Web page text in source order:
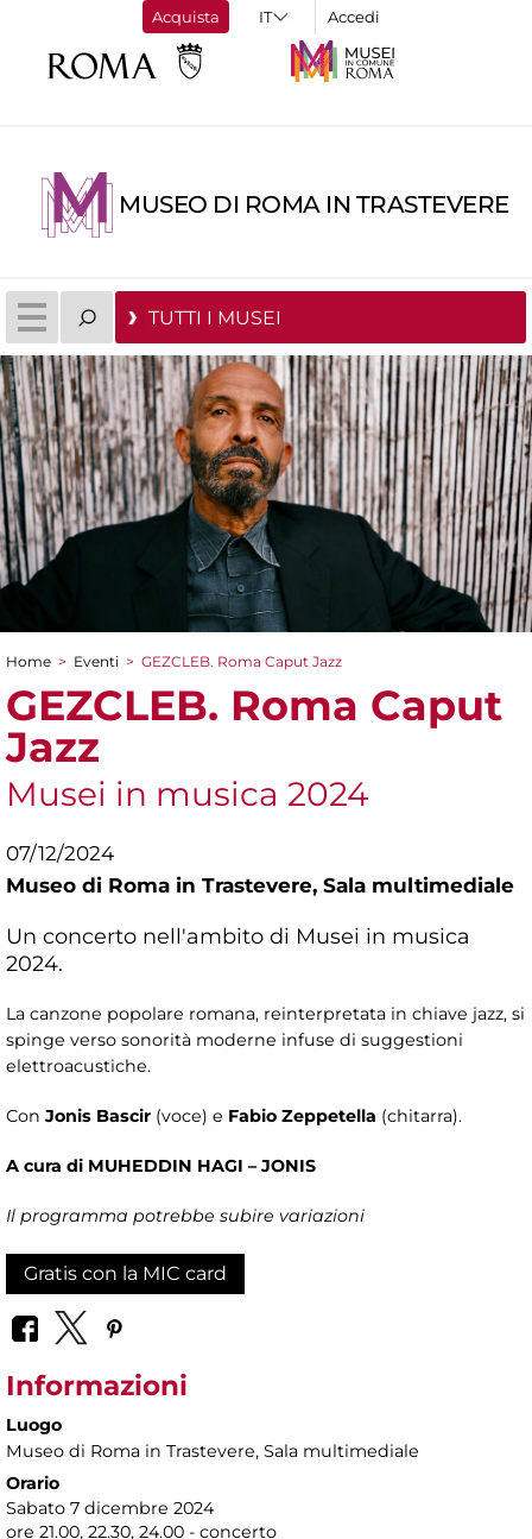
Acquista Accedi
MUSEO DI ROMA IN TRASTEVERE
TUTTI I MUSEI
Tu sei qui
Home > Eventi > GEZCLEB. Roma Caput Jazz
GEZCLEB. Roma Caput
Jazz
Musei in musica 2024
07/12/2024
Museo di Roma in Trastevere, Sala multimediale
Un concerto nell'ambito di Musei in musica
2024.
La canzone popolare romana, reinterpretata in chiave jazz, si
spinge verso sonorità moderne infuse di suggestioni
elettroacustiche.
Con Jonis Bascir (voce) e Fabio Zeppetella (chitarra).
A cura di MUHEDDIN HAGI – JONIS
Il programma potrebbe subire variazioni
Gratis con la MIC card
Informazioni
Luogo
Museo di Roma in Trastevere, Sala multimediale
Orario
Sabato 7 dicembre 2024
ore 21.00, 22.30, 24.00 - concerto